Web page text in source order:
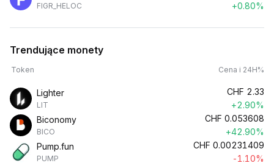
FIGR_HELOC
+0.80%
Trendujące monety
Token Cena i 24H%
Lighter
LIT
CHF 2.33
+2.90%
Biconomy
BICO
CHF 0.053608
+42.90%
Pump.fun
PUMP
CHF 0.00231409
-1.10%